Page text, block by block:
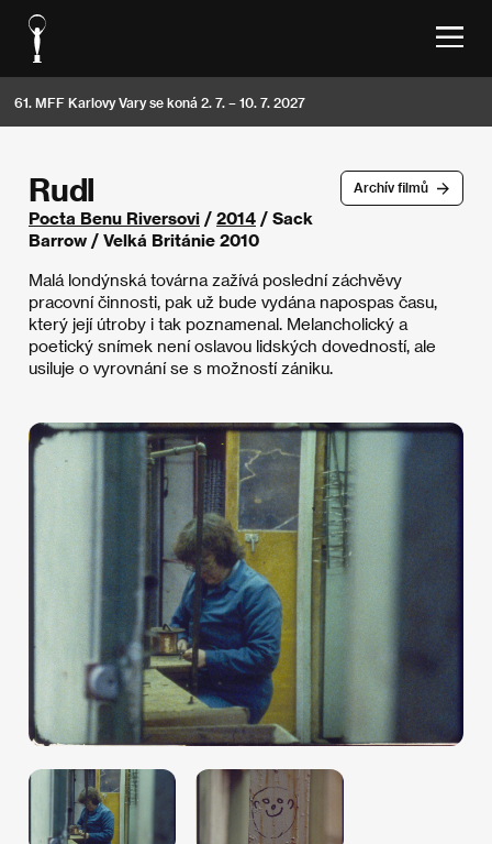
61. MFF Karlovy Vary se koná 2. 7. – 10. 7. 2027
Archív filmů
Rudl
Pocta Benu Riversovi / 2014 / Sack
Barrow / Velká Británie 2010
Malá londýnská továrna zažívá poslední záchvěvy
pracovní činnosti, pak už bude vydána napospas času,
který její útroby i tak poznamenal. Melancholický a
poetický snímek není oslavou lidských dovedností, ale
usiluje o vyrovnání se s možností zániku.